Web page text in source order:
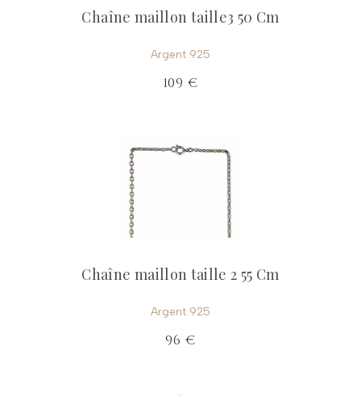
Chaîne maillon taille3 50 Cm
Argent 925
109 €
Chaîne maillon taille 2 55 Cm
Argent 925
96 €